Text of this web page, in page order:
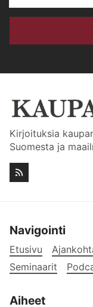
Kirjoituksia
Suomesta ja
Navigointi
Etusivu
Seminaarit
Aiheet